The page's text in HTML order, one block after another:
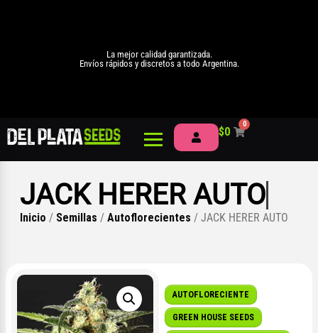
La mejor calidad garantizada.
Envíos rápidos y discretos a todo Argentina.
$0
0
JACK HERER AUTO
Inicio / Semillas / Autoflorecientes / JACK HERER AUTO
AUTOFLORECIENTE
GREEN HOUSE SEEDS